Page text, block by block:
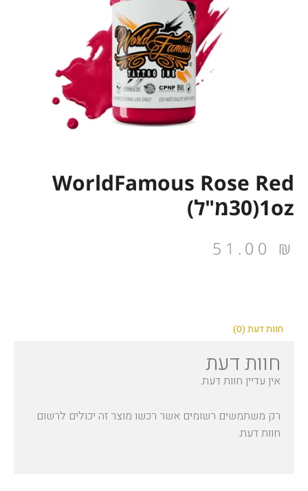
WorldFamous Rose Red
1oz(30מ"ל)
51.00 ₪
חוות דעת (0)
חוות דעת
אין עדיין חוות דעת.
רק משתמשים רשומים אשר רכשו מוצר זה יכולים לרשום
חוות דעת.